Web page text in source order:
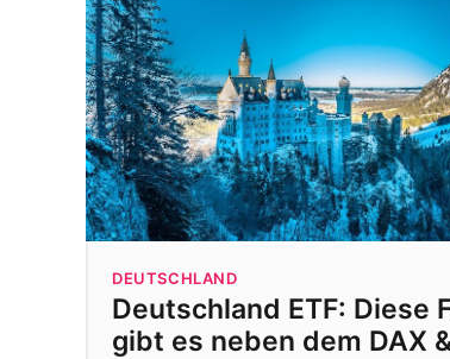
DEUTSCHLAND
Deutschland ETF: Diese
gibt es neben dem DAX